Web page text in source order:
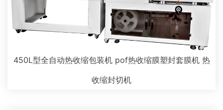
450L型全自动热收缩包装机 pof热收缩膜塑封套膜机 热
收缩封切机